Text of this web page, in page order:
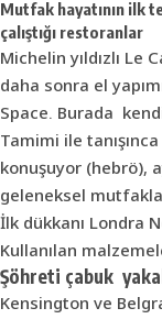
Mutfak hayatının ilk
çalıştığı restoranlar
Michelin yıldızlı Le
daha sonra el
Space. Burada
Tamimi ile
konuşuyor (hebrö),
geleneksel
İlk dükkanı Londra
Kullanılan
Şöhreti çabuk
Kensington ve